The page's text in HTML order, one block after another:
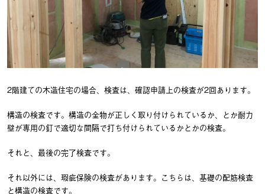
2階建ての木造住宅の場合、検査は、確認申請上の検査が2回あります。
構造の検査です。構造の金物が正しく取り付けられているか、とか耐力
壁が専用の釘で適切な間隔で打ち付けられているかとかの検査。
それと、最後の完了検査です。
それ以外には、瑕疵保険の検査があります。こちらは、基礎の配筋検査
と構造の検査です。